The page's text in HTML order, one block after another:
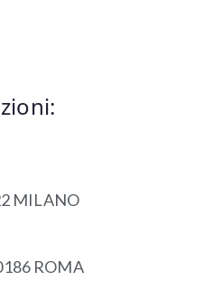
MILANO
ROMA